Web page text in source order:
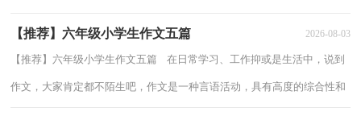
【推荐】六年级小学生作文五篇 2026-08-03
【推荐】六年级小学生作文五篇 在日常学习、工作抑或是生活中，说到
作文，大家肯定都不陌生吧，作文是一种言语活动，具有高度的综合性和